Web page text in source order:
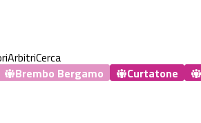
ArbitriCerca
Brembo Bergamo
Curtatone